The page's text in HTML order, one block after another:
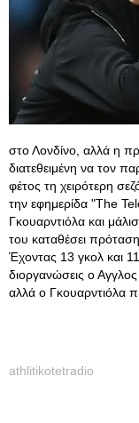
στο Λονδίνο, αλλά η
διατεθειμένη να τον
φέτος τη χειρότερη
την εφημερίδα "The
Γκουαρντιόλα και
του καταθέσει
Έχοντας 13 γκολ και
διοργανώσεις ο Αγγλος
αλλά ο Γκουαρντιόλα
athlitikotetradio